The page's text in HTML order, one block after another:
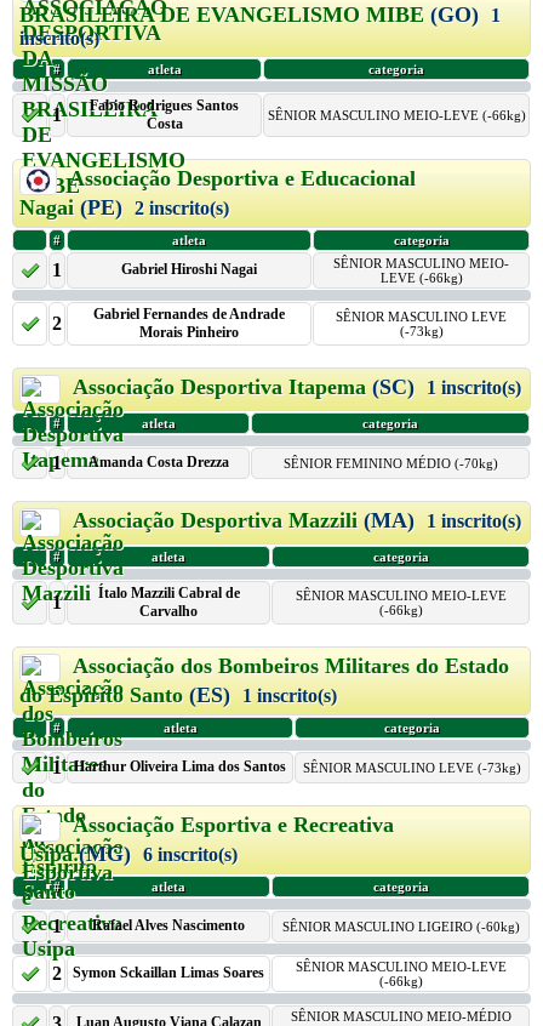
BRASILEIRA DE EVANGELISMO MIBE (GO)
1
inscrito(s)
# atleta categoria
1
Fabio Rodrigues Santos
Costa
SÊNIOR MASCULINO MEIO-LEVE (-66kg)
Associação Desportiva e Educacional
Nagai (PE) 2 inscrito(s)
# atleta categoria
1 Gabriel Hiroshi Nagai
SÊNIOR MASCULINO MEIO-
LEVE (-66kg)
2
Gabriel Fernandes de Andrade
Morais Pinheiro
SÊNIOR MASCULINO LEVE
(-73kg)
Associação Desportiva Itapema (SC) 1 inscrito(s)
# atleta categoria
1 Amanda Costa Drezza SÊNIOR FEMININO MÉDIO (-70kg)
Associação Desportiva Mazzili (MA) 1 inscrito(s)
# atleta categoria
1
Ítalo Mazzili Cabral de
Carvalho
SÊNIOR MASCULINO MEIO-LEVE
(-66kg)
Associação dos Bombeiros Militares do Estado
do Espirito Santo (ES) 1 inscrito(s)
# atleta categoria
1 Harthur Oliveira Lima dos Santos SÊNIOR MASCULINO LEVE (-73kg)
Associação Esportiva e Recreativa
Usipa (MG) 6 inscrito(s)
# atleta categoria
1 Rafael Alves Nascimento SÊNIOR MASCULINO LIGEIRO (-60kg)
2 Symon Sckaillan Limas Soares
SÊNIOR MASCULINO MEIO-LEVE
(-66kg)
SÊNIOR MASCULINO MEIO-MÉDIO